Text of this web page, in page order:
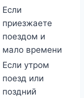
Если
приезжаете
поездом и
мало времени
Если утром
поезд или
поздний